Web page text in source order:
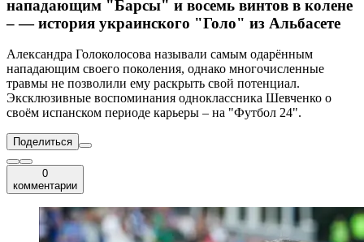
нападающим "Барсы" и восемь винтов в колене
– — история украинского "Голо" из Альбасете
Александра Голоколосова называли самым одарённым
нападающим своего поколения, однако многочисленные
травмы не позволили ему раскрыть свой потенциал.
Эксклюзивные воспоминания одноклассника Шевченко о
своём испанском периоде карьеры – на "Футбол 24".
Поделиться
0
комментарии